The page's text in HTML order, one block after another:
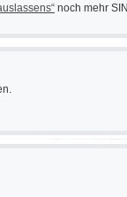
noch mehr